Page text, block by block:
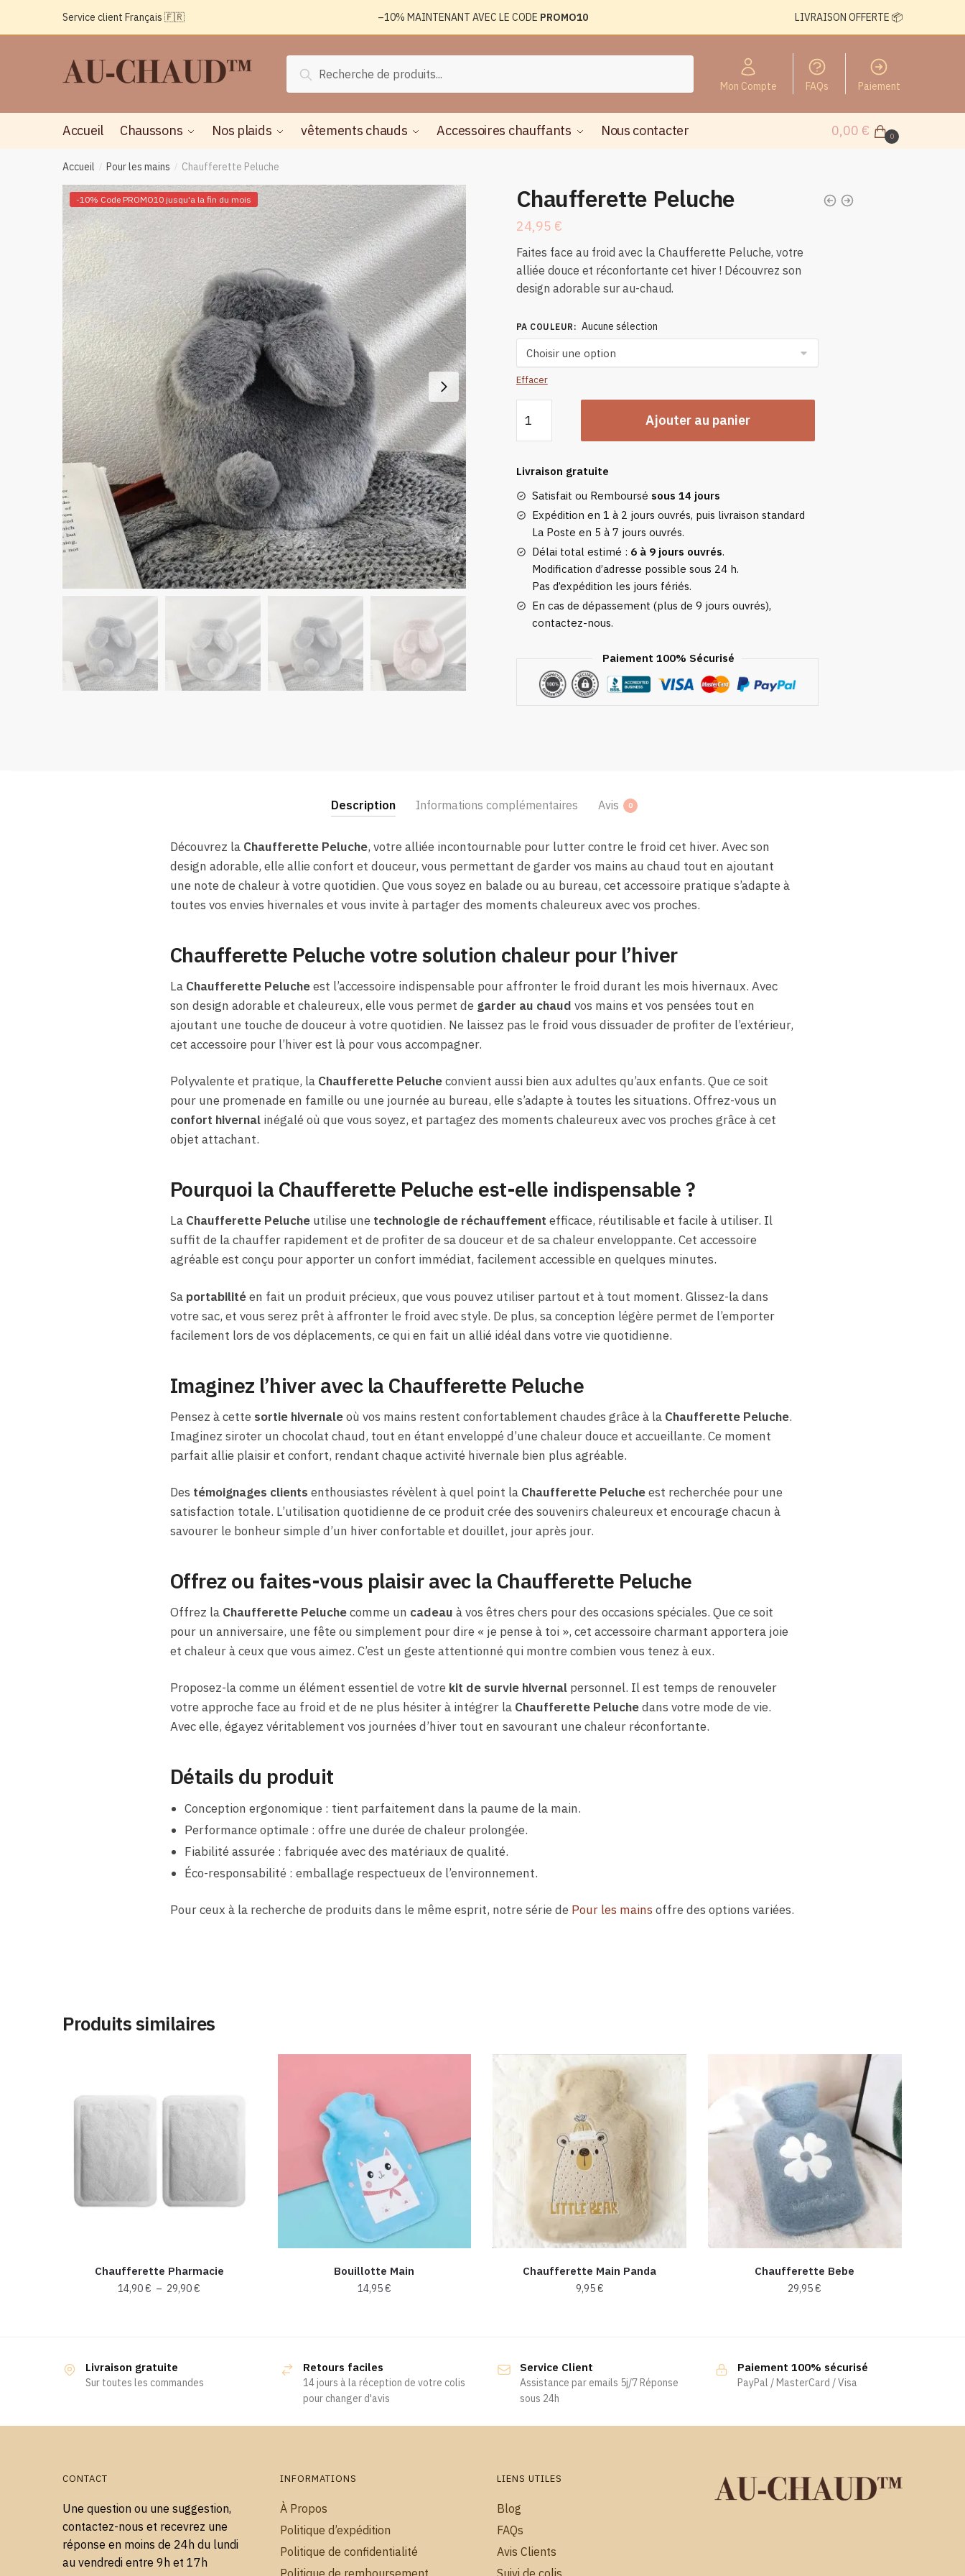
Service client Français 🇫🇷 –10% MAINTENANT AVEC LE CODE PROMO10 LIVRAISON OFFERTE 📦
pour :
Recherche
Mon Compte FAQs Paiement
Accueil Chaussons Nos plaids vêtements chauds Accessoires chauffants Nous contacter 0,00 € 0
Accueil / Pour les mains / Chaufferette Peluche
-10% Code PROMO10 jusqu'a la fin du mois Chaufferette Peluche
24,95 €
Faites face au froid avec la Chaufferette Peluche, votre
alliée douce et réconfortante cet hiver ! Découvrez son
design adorable sur au-chaud.
PA COULEUR : Aucune sélection
Effacer
de
Chaufferette
Ajouter au panier
Livraison gratuite
Satisfait ou Remboursé sous 14 jours
Expédition en 1 à 2 jours ouvrés, puis livraison standard
La Poste en 5 à 7 jours ouvrés.
Délai total estimé : 6 à 9 jours ouvrés.
Modification d’adresse possible sous 24 h.
Pas d’expédition les jours fériés.
En cas de dépassement (plus de 9 jours ouvrés),
contactez-nous.
Paiement 100% Sécurisé
Description Informations complémentaires Avis 0
Découvrez la Chaufferette Peluche, votre alliée incontournable pour lutter contre le froid cet hiver. Avec son
design adorable, elle allie confort et douceur, vous permettant de garder vos mains au chaud tout en ajoutant
une note de chaleur à votre quotidien. Que vous soyez en balade ou au bureau, cet accessoire pratique s’adapte à
toutes vos envies hivernales et vous invite à partager des moments chaleureux avec vos proches.
Chaufferette Peluche votre solution chaleur pour l’hiver
La Chaufferette Pelucheest l’accessoire indispensable pour affronter le froid durant les mois hivernaux. Avec
son design adorable et chaleureux, elle vous permet de garder au chaud vos mains et vos pensées tout en
ajoutant une touche de douceur à votre quotidien. Ne laissez pas le froid vous dissuader de profiter de l’extérieur,
cet accessoire pour l’hiver est là pour vous accompagner.
Polyvalente et pratique, la Chaufferette Pelucheconvient aussi bien aux adultes qu’aux enfants. Que ce soit
pour une promenade en famille ou une journée au bureau, elle s’adapte à toutes les situations. Offrez-vous un
confort hivernalinégalé où que vous soyez, et partagez des moments chaleureux avec vos proches grâce à cet
objet attachant.
Pourquoi la Chaufferette Peluche est-elle indispensable ?
La Chaufferette Pelucheutilise une technologie de réchauffement efficace, réutilisable et facile à utiliser. Il
suffit de la chauffer rapidement et de profiter de sa douceur et de sa chaleur enveloppante. Cet accessoire
agréable est conçu pour apporter un confort immédiat, facilement accessible en quelques minutes.
Sa portabilitéen fait un produit précieux, que vous pouvez utiliser partout et à tout moment. Glissez-la dans
votre sac, et vous serez prêt à affronter le froid avec style. De plus, sa conception légère permet de l’emporter
facilement lors de vos déplacements, ce qui en fait un allié idéal dans votre vie quotidienne.
Imaginez l’hiver avec la Chaufferette Peluche
Pensez à cette sortie hivernaleoù vos mains restent confortablement chaudes grâce à la Chaufferette Peluche.
Imaginez siroter un chocolat chaud, tout en étant enveloppé d’une chaleur douce et accueillante. Ce moment
parfait allie plaisir et confort, rendant chaque activité hivernale bien plus agréable.
Des témoignages clients enthousiastes révèlent à quel point la Chaufferette Pelucheest recherchée pour une
satisfaction totale. L’utilisation quotidienne de ce produit crée des souvenirs chaleureux et encourage chacun à
savourer le bonheur simple d’un hiver confortable et douillet, jour après jour.
Offrez ou faites-vous plaisir avec la Chaufferette Peluche
Offrez la Chaufferette Peluchecomme un cadeau à vos êtres chers pour des occasions spéciales. Que ce soit
pour un anniversaire, une fête ou simplement pour dire « je pense à toi », cet accessoire charmant apportera joie
et chaleur à ceux que vous aimez. C’est un geste attentionné qui montre combien vous tenez à eux.
Proposez-la comme un élément essentiel de votre kit de survie hivernalpersonnel. Il est temps de renouveler
votre approche face au froid et de ne plus hésiter à intégrer la Chaufferette Peluchedans votre mode de vie.
Avec elle, égayez véritablement vos journées d’hiver tout en savourant une chaleur réconfortante.
Détails du produit
Conception ergonomique : tient parfaitement dans la paume de la main.
Performance optimale : offre une durée de chaleur prolongée.
Fiabilité assurée : fabriquée avec des matériaux de qualité.
Éco-responsabilité : emballage respectueux de l’environnement.
Pour ceux à la recherche de produits dans le même esprit, notre série de Pour les mains offre des options variées.
Produits similaires
Chaufferette Pharmacie
14,90€ – 29,90€
plusieurs
variations.
options
la
page
du
produit
Bouillotte Main
14,95€
Chaufferette Main Panda
9,95€
Chaufferette Bebe
29,95€
plusieurs
variations.
options
choisies
sur
Livraison gratuite
Sur toutes les commandes
Retours faciles
14 jours à la réception de votre colis
pour changer d'avis
Service Client
Assistance par emails 5j/7 Réponse
sous 24h
Paiement 100% sécurisé
PayPal / MasterCard / Visa
CONTACT
Une question ou une suggestion,
contactez-nous et recevrez une
réponse en moins de 24h du lundi
au vendredi entre 9h et 17h
INFORMATIONS
À Propos
Politique d’expédition
Politique de confidentialité
LIENS UTILES
Blog
FAQs
Avis Clients